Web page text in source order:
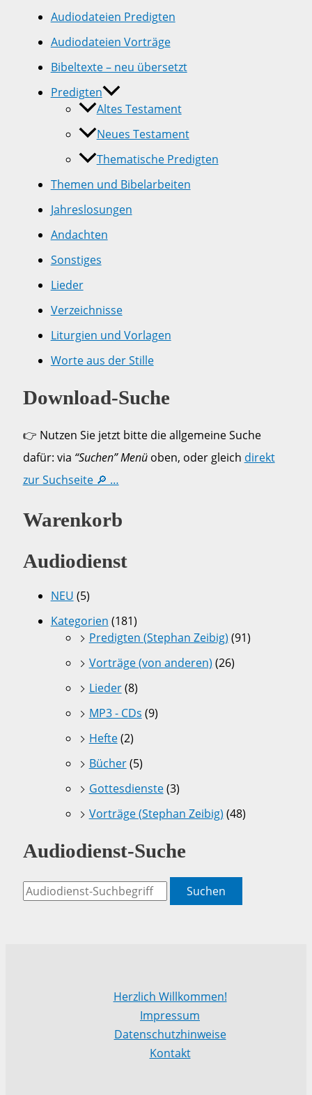
Audiodateien Predigten
Audiodateien Vorträge
Bibeltexte – neu übersetzt
Predigten
Altes Testament
Neues Testament
Thematische Predigten
Themen und Bibelarbeiten
Jahreslosungen
Andachten
Sonstiges
Lieder
Verzeichnisse
Liturgien und Vorlagen
Worte aus der Stille
Download-Suche
👉 Nutzen Sie jetzt bitte die allgemeine Suche
dafür: via “Suchen” Menüoben, oder gleich direkt
zur Suchseite 🔎 …
Warenkorb
Audiodienst
NEU (5)
Kategorien (181)
Predigten (Stephan Zeibig) (91)
Vorträge (von anderen) (26)
Lieder(8)
MP3 - CDs (9)
Hefte(2)
Bücher(5)
Gottesdienste(3)
Vorträge (Stephan Zeibig) (48)
Audiodienst-Suche
Suchen
Herzlich Willkommen!
Impressum
Datenschutzhinweise
Kontakt